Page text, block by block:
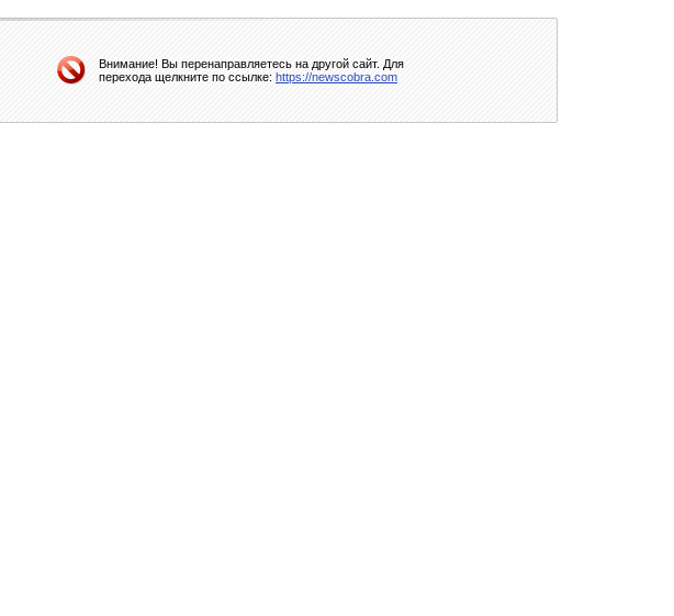
Внимание! Вы перенаправляетесь на другой сайт. Для
перехода щелкните по ссылке: https://newscobra.com